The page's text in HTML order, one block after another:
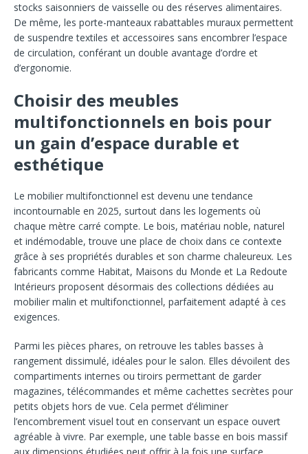
stocks saisonniers de vaisselle ou des réserves alimentaires.
De même, les porte-manteaux rabattables muraux permettent
de suspendre textiles et accessoires sans encombrer l’espace
de circulation, conférant un double avantage d’ordre et
d’ergonomie.
Choisir des meubles
multifonctionnels en bois pour
un gain d’espace durable et
esthétique
Le mobilier multifonctionnel est devenu une tendance
incontournable en 2025, surtout dans les logements où
chaque mètre carré compte. Le bois, matériau noble, naturel
et indémodable, trouve une place de choix dans ce contexte
grâce à ses propriétés durables et son charme chaleureux. Les
fabricants comme Habitat, Maisons du Monde et La Redoute
Intérieurs proposent désormais des collections dédiées au
mobilier malin et multifonctionnel, parfaitement adapté à ces
exigences.
Parmi les pièces phares, on retrouve les tables basses à
rangement dissimulé, idéales pour le salon. Elles dévoilent des
compartiments internes ou tiroirs permettant de garder
magazines, télécommandes et même cachettes secrètes pour
petits objets hors de vue. Cela permet d’éliminer
l’encombrement visuel tout en conservant un espace ouvert
agréable à vivre. Par exemple, une table basse en bois massif